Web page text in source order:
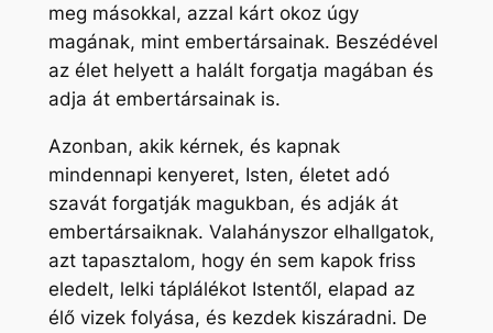
meg másokkal, azzal kárt okoz úgy
magának, mint embertársainak. Beszédével
az élet helyett a halált forgatja magában és
adja át embertársainak is.
Azonban, akik kérnek, és kapnak
mindennapi kenyeret, Isten, életet adó
szavát forgatják magukban, és adják át
embertársaiknak. Valahányszor elhallgatok,
azt tapasztalom, hogy én sem kapok friss
eledelt, lelki táplálékot Istentől, elapad az
élő vizek folyása, és kezdek kiszáradni. De